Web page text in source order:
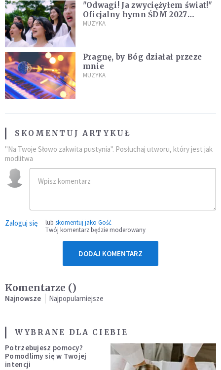
"Odwagi! Ja zwyciężyłem świat!"
Oficjalny hymn ŚDM 2027
zaprezentowany
MUZYKA
Pragnę, by Bóg działał przeze
mnie
MUZYKA
SKOMENTUJ ARTYKUŁ
"Na Twoje Słowo zakwita pustynia". Posłuchaj utworu, który jest jak
modlitwa
Zaloguj się lub skomentuj jako Gość
Twój komentarz będzie moderowany
DODAJ KOMENTARZ
Komentarze ()
Najnowsze Najpopularniejsze
WYBRANE DLA CIEBIE
Potrzebujesz pomocy?
Pomodlimy się w Twojej
intencji